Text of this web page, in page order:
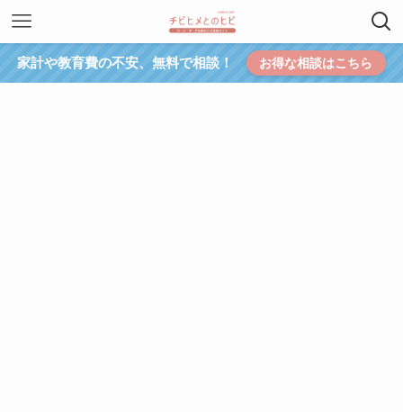
家計や教育費の不安、無料で相談！ お得な相談はこちら